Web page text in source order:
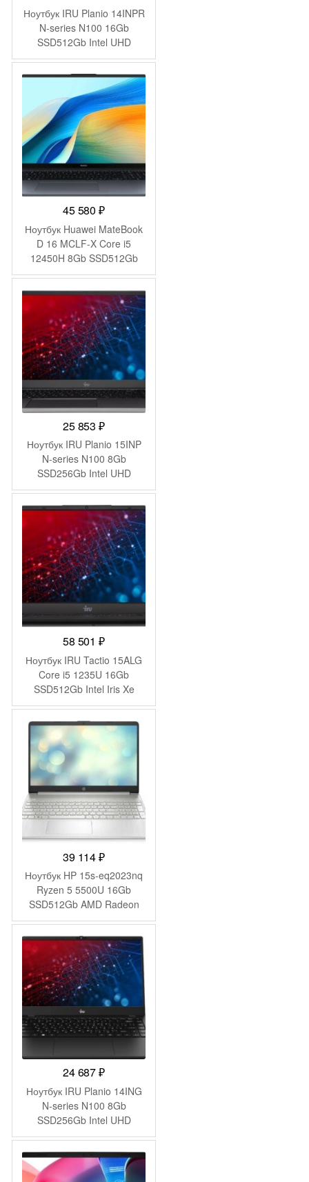
Ноутбук IRU Planio 14INPR
N-series N100 16Gb
SSD512Gb Intel UHD
Graphics 14″ IPS FHD
(1920×1080) FreeDOS grey
WiFi BT Cam 5000mAh
(2078487)
45 580₽
Ноутбук Huawei MateBook
D 16 MCLF-X Core i5
12450H 8Gb SSD512Gb
Intel UHD Graphics 16″ IPS
space WiFi BT Cam
(53013YDJ)
25 853₽
Ноутбук IRU Planio 15INP
N-series N100 8Gb
SSD256Gb Intel UHD
Graphics 15.6″ IPS FHD
(1920×1080) FreeDOS grey
WiFi BT Cam 5000mAh
(2023738)
58 501₽
Ноутбук IRU Tactio 15ALG
Core i5 1235U 16Gb
SSD512Gb Intel Iris Xe
graphics 15.6″ IPS FHD
(1920×1080) Windows 11
Pro 64 black WiFi BT Cam
4500mAh (2019269)
39 114₽
Ноутбук HP 15s-eq2023nq
Ryzen 5 5500U 16Gb
SSD512Gb AMD Radeon
Graphics 15.6″ IPS FHD
(1920×1080) FreeDOS
silver WiFi BT Cam
(4Q6E6EA)
24 687₽
Ноутбук IRU Planio 14ING
N-series N100 8Gb
SSD256Gb Intel UHD
Graphics 14″ IPS FHD
(1920×1080) FreeDOS
black WiFi BT Cam
6000mAh (2058902)